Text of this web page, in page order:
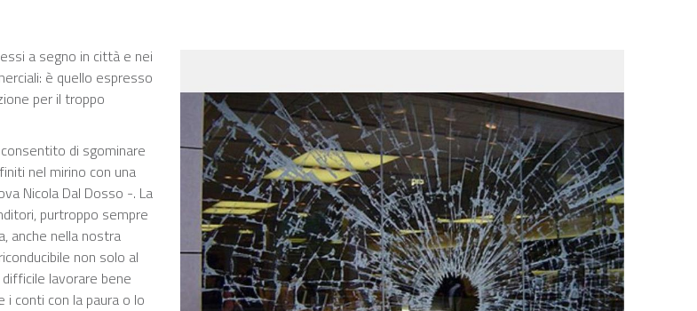
a segno in città e nei
è quello espresso
per il troppo
di sgominare
nel mirino con una
Nicola Dal Dosso -. La
purtroppo sempre
anche nella nostra
non solo al
lavorare bene
conti con la paura o lo